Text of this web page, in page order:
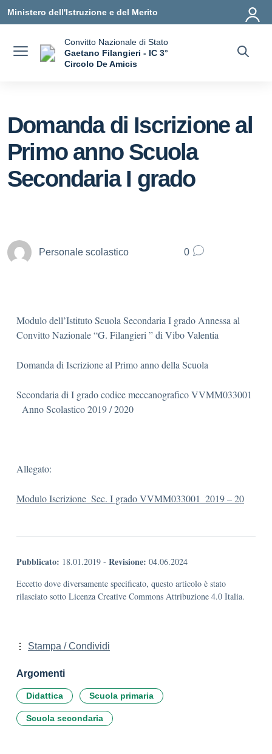
Ministero dell'Istruzione e del Merito
Convitto Nazionale di Stato
Gaetano Filangieri - IC 3°
Circolo De Amicis
Domanda di Iscrizione al
Primo anno Scuola
Secondaria I grado
Personale scolastico 0
Modulo dell’Istituto Scuola Secondaria I grado Annessa al
Convitto Nazionale “G. Filangieri ” di Vibo Valentia
Domanda di Iscrizione al Primo anno della Scuola
Secondaria di I grado codice meccanografico VVMM033001
Anno Scolastico 2019 / 2020
Allegato:
Modulo Iscrizione_Sec. I grado VVMM033001_2019 – 20
Pubblicato: 18.01.2019 - Revisione: 04.06.2024
Eccetto dove diversamente specificato, questo articolo è stato
rilasciato sotto Licenza Creative Commons Attribuzione 4.0 Italia.
Stampa / Condividi
Argomenti
Didattica Scuola primaria
Scuola secondaria